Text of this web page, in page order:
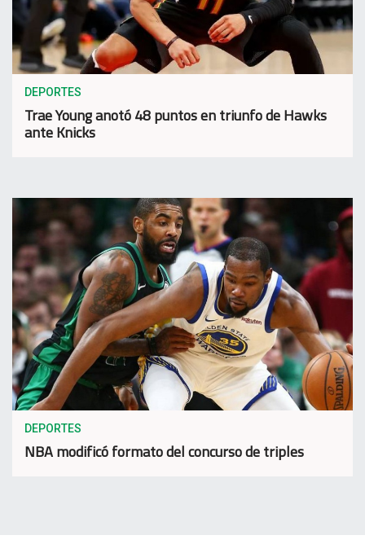
DEPORTES
Trae Young anotó 48 puntos en triunfo de Hawks
ante Knicks
DEPORTES
NBA modificó formato del concurso de triples